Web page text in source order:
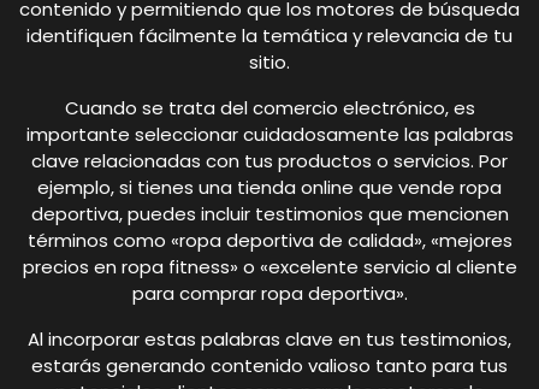
contenido y permitiendo que los motores de búsqueda
identifiquen fácilmente la temática y relevancia de tu
sitio.
Cuando se trata del comercio electrónico, es
importante seleccionar cuidadosamente las palabras
clave relacionadas con tus productos o servicios. Por
ejemplo, si tienes una tienda online que vende ropa
deportiva, puedes incluir testimonios que mencionen
términos como «ropa deportiva de calidad», «mejores
precios en ropa fitness» o «excelente servicio al cliente
para comprar ropa deportiva».
Al incorporar estas palabras clave en tus testimonios,
estarás generando contenido valioso tanto para tus